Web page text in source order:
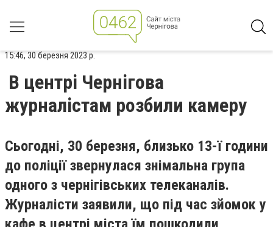
15:46, 30 березня 2023 р.
В центрі Чернігова
журналістам розбили камеру
Сьогодні, 30 березня, близько 13-ї години
до поліції звернулася знімальна група
одного з чернігівських телеканалів.
Журналісти заявили, що під час зйомок у